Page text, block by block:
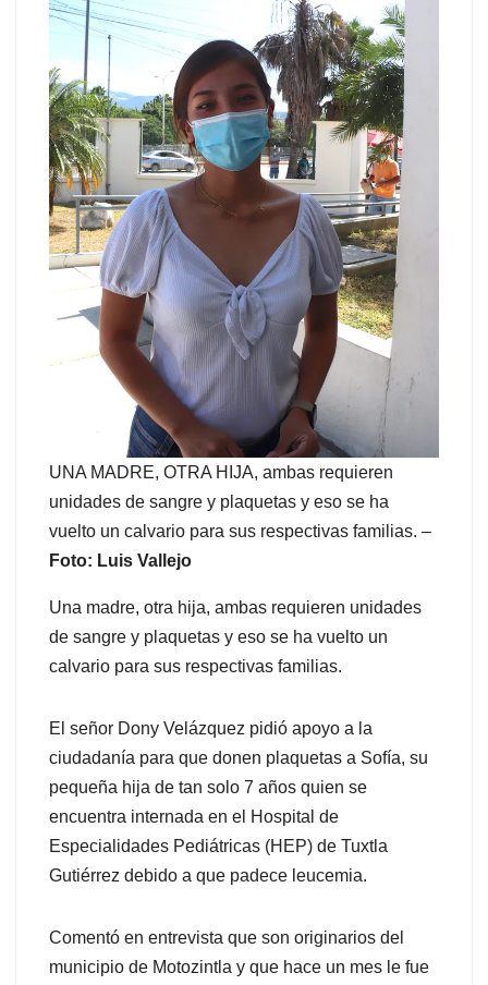
UNA MADRE, OTRA HIJA, ambas requieren
unidades de sangre y plaquetas y eso se ha
vuelto un calvario para sus respectivas familias. –
Foto: Luis Vallejo
Una madre, otra hija, ambas requieren unidades
de sangre y plaquetas y eso se ha vuelto un
calvario para sus respectivas familias.
El señor Dony Velázquez pidió apoyo a la
ciudadanía para que donen plaquetas a Sofía, su
pequeña hija de tan solo 7 años quien se
encuentra internada en el Hospital de
Especialidades Pediátricas (HEP) de Tuxtla
Gutiérrez debido a que padece leucemia.
Comentó en entrevista que son originarios del
municipio de Motozintla y que hace un mes le fue